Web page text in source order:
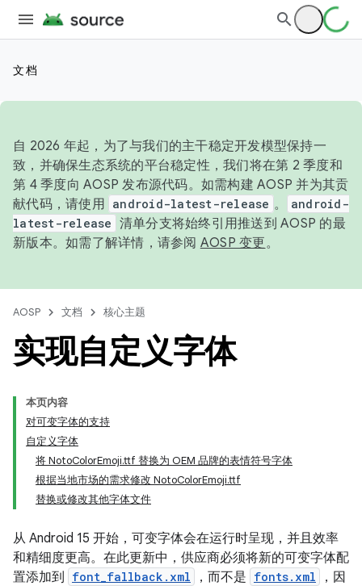
文档
自 2026 年起，为了与我们的主干稳定开发模型保持一
致，并确保生态系统的平台稳定性，我们将在第 2 季度和
第 4 季度向 AOSP 发布源代码。如需构建 AOSP 并为其贡
献代码，请使用 android-latest-release 。
android-
latest-release 清单分支将始终引用推送到 AOSP 的最
新版本。如需了解详情，请参阅 AOSP 变更。
AOSP 文档 核心主题
实现自定义字体
本页内容
对可变字体的支持
自定义字体
将 NotoColorEmoji.ttf 替换为 OEM 品牌的表情符号字体
根据当地市场的需求修改 NotoColorEmoji.ttf
替换或修改其他字体文件
从 Android 15 开始，可变字体会在运行时呈现，并且效率
和精细度更高。在此更新中，供应商必须将新的可变字体配
置添加到
font_fallback.xml ，而不是 fonts.xml
，因